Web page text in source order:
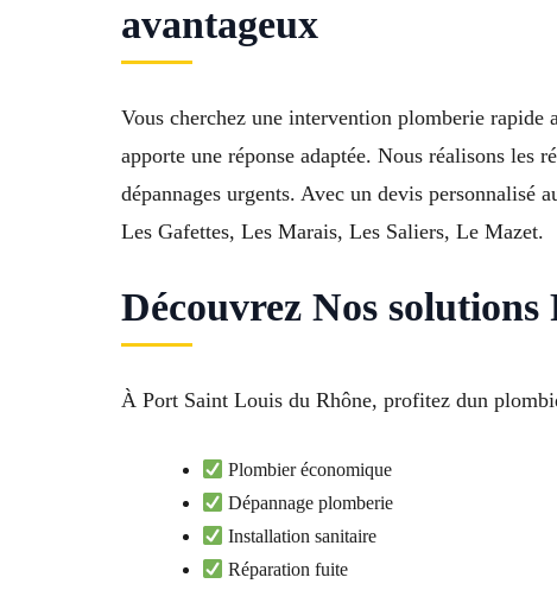
avantageux
Vous cherchez une intervention plomberie
apporte une réponse adaptée. Nous réalisons les
dépannages urgents. Avec un devis personnalisé
Les Gafettes, Les Marais, Les Saliers, Le Mazet.
Découvrez Nos
À Port Saint Louis du Rhône, profitez dun
Plombier économique
Dépannage plomberie
Installation sanitaire
Réparation fuite